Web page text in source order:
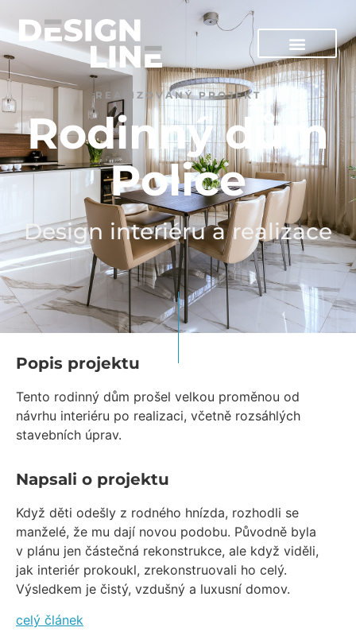
REALIZOVANÝ PROJEKT
Rodinný dům
Police
Design interiéru a realizace
Popis projektu
Tento rodinný dům prošel velkou proměnou od
návrhu interiéru po realizaci, včetně rozsáhlých
stavebních úprav.
Napsali o projektu
Když děti odešly z rodného hnízda, rozhodli se
manželé, že mu dají novou podobu. Původně byla
v plánu jen částečná rekonstrukce, ale když viděli,
jak interiér prokoukl, zrekonstruovali ho celý.
Výsledkem je čistý, vzdušný a luxusní domov.
celý článek